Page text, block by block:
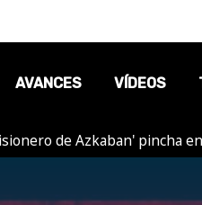
AVANCES VÍDEOS
de Azkaban' pincha